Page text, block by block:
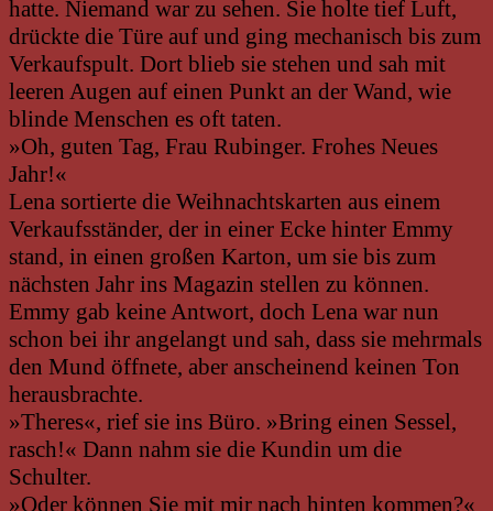
hatte. Niemand war zu sehen. Sie holte tief Luft,
drückte die Türe auf und ging mechanisch bis zum
Verkaufspult. Dort blieb sie stehen und sah mit
leeren Augen auf einen Punkt an der Wand, wie
blinde Menschen es oft taten.
»Oh, guten Tag, Frau Rubinger. Frohes Neues
Jahr!«
Lena sortierte die Weihnachtskarten aus einem
Verkaufsständer, der in einer Ecke hinter Emmy
stand, in einen großen Karton, um sie bis zum
nächsten Jahr ins Magazin stellen zu können.
Emmy gab keine Antwort, doch Lena war nun
schon bei ihr angelangt und sah, dass sie mehrmals
den Mund öffnete, aber anscheinend keinen Ton
herausbrachte.
»Theres«, rief sie ins Büro. »Bring einen Sessel,
rasch!« Dann nahm sie die Kundin um die
Schulter.
»Oder können Sie mit mir nach hinten kommen?«